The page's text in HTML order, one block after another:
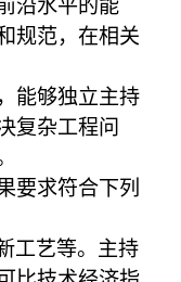
规范，在相关
能够独立主持
复杂工程问
要求符合下列
工艺等。主持